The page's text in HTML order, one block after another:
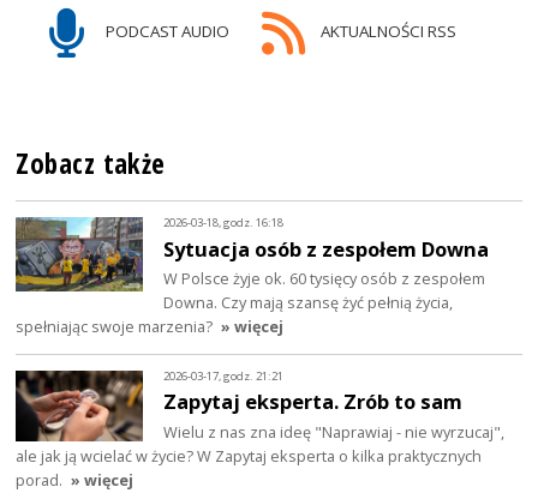
PODCAST AUDIO AKTUALNOŚCI RSS
Zobacz także
2026-03-18, godz. 16:18
Sytuacja osób z zespołem Downa
W Polsce żyje ok. 60 tysięcy osób z zespołem
Downa. Czy mają szansę żyć pełnią życia,
spełniając swoje marzenia? » więcej
2026-03-17, godz. 21:21
Zapytaj eksperta. Zrób to sam
Wielu z nas zna ideę "Naprawiaj - nie wyrzucaj",
ale jak ją wcielać w życie? W Zapytaj eksperta o kilka praktycznych
porad. » więcej